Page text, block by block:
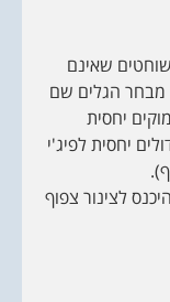
שאינם
מבחר הגלים שם
יחסית
יחסית לפיג'י
לצינור צפוף